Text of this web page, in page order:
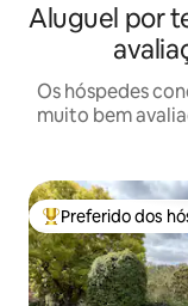
Aluguel por
Os hóspedes
muito bem
Entre os melhores
Preferido dos